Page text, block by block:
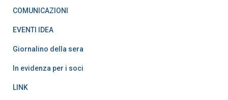
COMUNICAZIONI
EVENTI IDEA
Giornalino della sera
In evidenza per i soci
LINK